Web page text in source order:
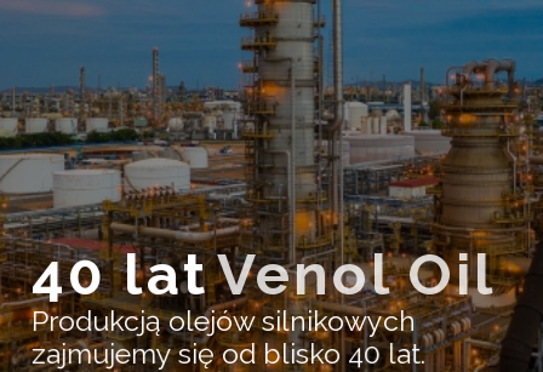
40 latVenol Oil
Produkcją olejów silnikowych
zajmujemy się od blisko 40 lat.